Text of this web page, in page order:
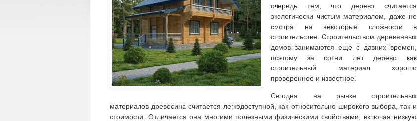
очередь тем, что дерево считается
экологически чистым материалом, даже не
смотря на некоторые сложности в
строительстве. Строительством деревянных
домов занимаются еще с давних времен,
поэтому за сотни лет дерево как
строительный материал хорошо
проверенное и известное.
Сегодня на рынке строительных
материалов древесина считается легкодоступной, как относительно широкого выбора, так и
стоимости. Отличается она многими полезными физическими свойствами, включая низкую